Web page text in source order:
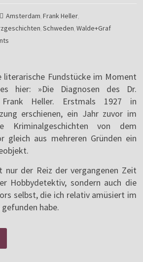
Amsterdam,Frank Heller,
,Schweden,Walde+Graf
literarische Fundstücke im Moment
hier: »Die Diagnosen des Dr.
Heller. Erstmals 1927 in
erschienen, ein Jahr zuvor im
Kriminalgeschichten von dem
gleich aus mehreren Gründen ein
nur der Reiz der vergangenen Zeit
Hobbydetektiv, sondern auch die
selbst, die ich relativ amüsiert im
habe.